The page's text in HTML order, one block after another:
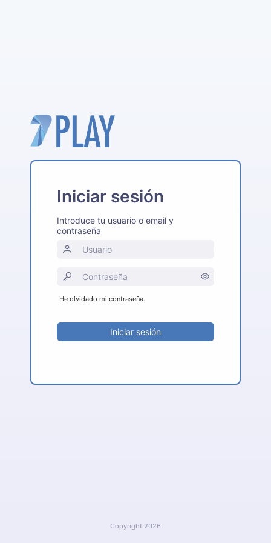
Iniciar sesión
Introduce tu usuario o email y
contraseña
He olvidado mi contraseña.
Iniciar sesión
Copyright 2026